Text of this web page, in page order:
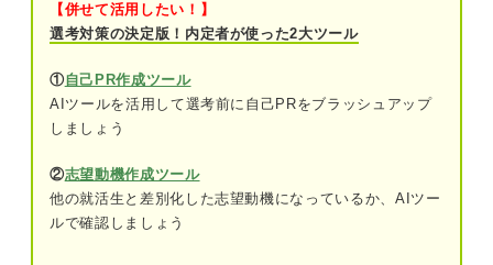
【併せて活用したい！】
選考対策の決定版！内定者が使った2大ツール
①自己PR作成ツール
AIツールを活用して選考前に自己PRをブラッシュアップ
しましょう
②志望動機作成ツール
他の就活生と差別化した志望動機になっているか、AIツー
ルで確認しましょう